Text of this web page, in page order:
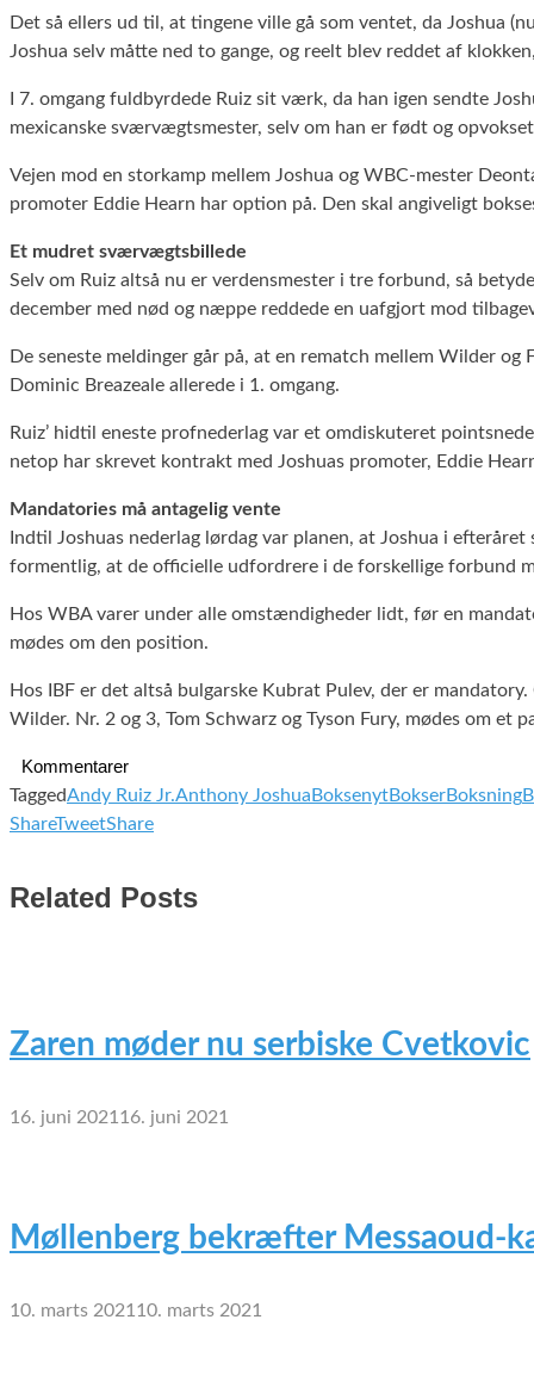
Det så ellers ud til, at tingene ville gå som ventet, da Joshua
Joshua selv måtte ned to gange, og reelt blev reddet af
I 7. omgang fuldbyrdede Ruiz sit værk, da han igen sendte
mexicanske sværvægtsmester, selv om han er født og
Vejen mod en storkamp mellem Joshua og WBC-mester
promoter Eddie Hearn har option på. Den skal angiveligt
Et mudret sværvægtsbillede
Selv om Ruiz altså nu er verdensmester i tre forbund, så
december med nød og næppe reddede en uafgjort mod
De seneste meldinger går på, at en rematch mellem Wilder
Dominic Breazeale allerede i 1. omgang.
Ruiz’ hidtil eneste profnederlag var et omdiskuteret
netop har skrevet kontrakt med Joshuas promoter, Eddie
Mandatories må antagelig vente
Indtil Joshuas nederlag lørdag var planen, at Joshua i
formentlig, at de officielle udfordrere i de forskellige forbund
Hos WBA varer under alle omstændigheder lidt, før en
mødes om den position.
Hos IBF er det altså bulgarske Kubrat Pulev, der er
Wilder. Nr. 2 og 3, Tom Schwarz og Tyson Fury, mødes om et
Kommentarer
TaggedAndy Ruiz Jr.Anthony Joshua BoksenytBokserBoksning
ShareTweetShare
Related Posts
Zaren møder nu serbiske Cvetkovic
16. juni 2021 16. juni 2021
Møllenberg bekræfter Messaoud-
10. marts 2021 10. marts 2021